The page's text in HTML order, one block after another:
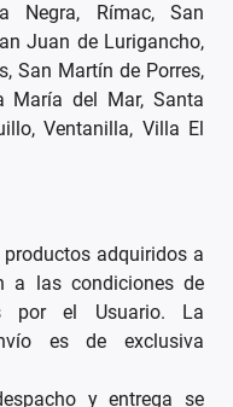
Negra, Rímac, San
Juan de Lurigancho,
San Martín de Porres,
María del Mar, Santa
Ventanilla, Villa El
adquiridos a
a las condiciones de
por el Usuario. La
es de exclusiva
y entrega se